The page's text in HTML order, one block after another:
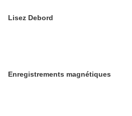
Lisez Debord
Enregistrements magnétiques